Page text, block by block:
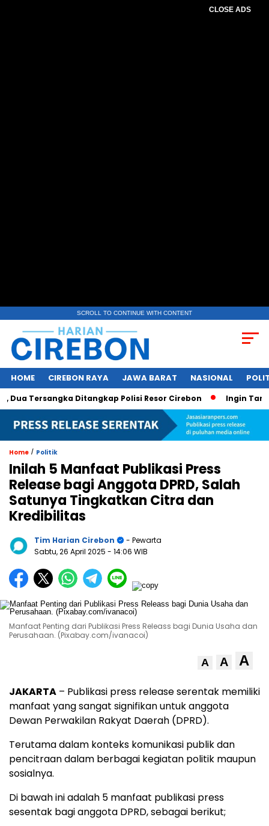
CLOSE ADS
SCROLL TO CONTINUE WITH CONTENT
HOME CIREBON RAYA JAWA BARAT NASIONAL
Tersangka Ditangkap Polisi Resor Cirebon Ingin Tampil
Home / Politik
Inilah 5 Manfaat Publikasi Press
Release bagi Anggota DPRD, Salah
Satunya Tingkatkan Citra dan
Kredibilitas
Tim Harian Cirebon
- Pewarta
Sabtu, 26 April 2025 - 14:06 WIB
Manfaat Penting dari Publikasi Press Releass bagi Dunia Usaha dan
Perusahaan. (Pixabay.com/ivanacoi)
A A A
JAKARTA – Publikasi press release serentak memiliki
manfaat yang sangat signifikan untuk anggota
Dewan Perwakilan Rakyat Daerah (DPRD).
Terutama dalam konteks komunikasi publik dan
pencitraan dalam berbagai kegiatan politik maupun
sosialnya.
Di bawah ini adalah 5 manfaat publikasi press
sesentak bagi anggota DPRD, sebagai berikut;